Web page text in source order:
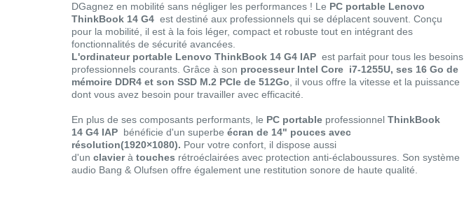
DGagnez en mobilité sans négliger les performances ! Le PC portable Lenovo
ThinkBook 14 G4 est destiné aux professionnels qui se déplacent souvent. Conçu
pour la mobilité, il est à la fois léger, compact et robuste tout en intégrant des
fonctionnalités de sécurité avancées.
L'ordinateur portable Lenovo ThinkBook 14 G4 IAP est parfait pour tous les besoins
professionnels courants. Grâce à son processeur Intel Core i7-1255U, ses 16 Go de
mémoire DDR4 et son SSD M.2 PCIe de 512Go , il vous offre la vitesse et la puissance
dont vous avez besoin pour travailler avec efficacité.
En plus de ses composants performants, le PC portable professionnel ThinkBook
14 G4 IAP bénéficie d'un superbe écran de 14" pouces avec
résolution(1920×1080). Pour votre confort, il dispose aussi
d'un clavierà touches rétroéclairées avec protection anti-éclaboussures. Son système
audio Bang & Olufsen offre également une restitution sonore de haute qualité.